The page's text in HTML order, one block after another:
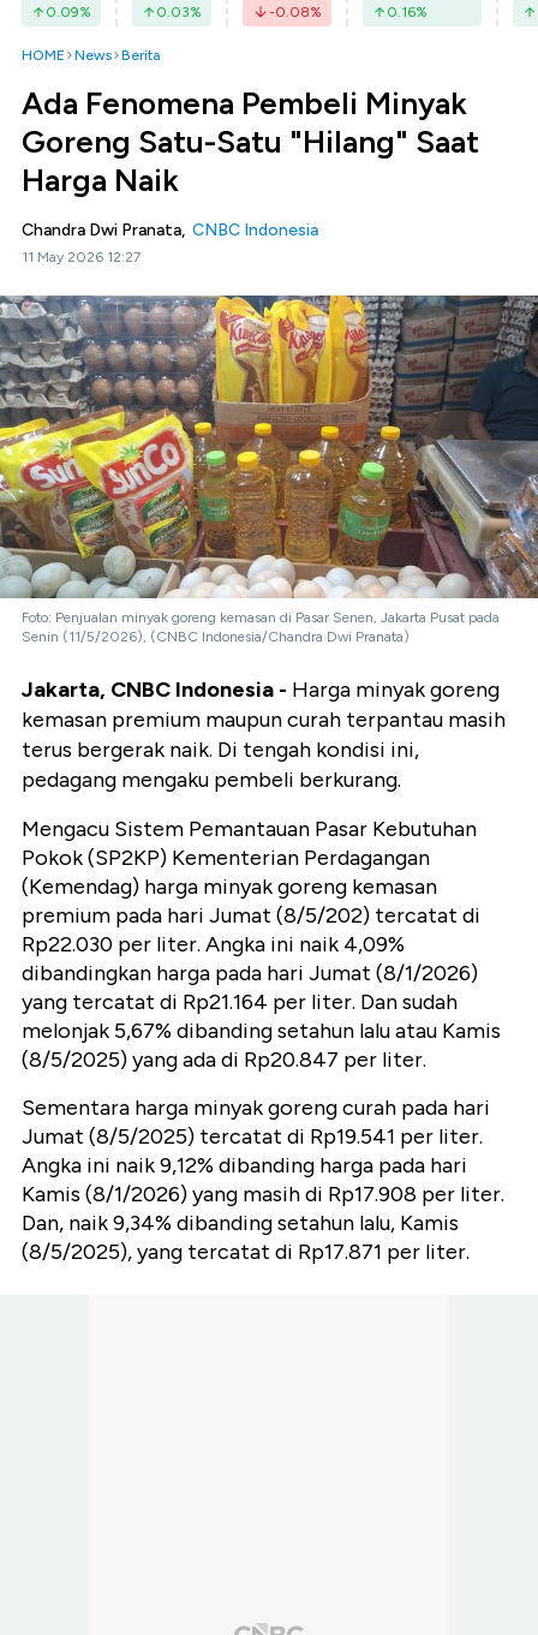
0.09% 0.03% -0.08% 0.16%
HOME News Berita
Ada Fenomena Pembeli Minyak
Goreng Satu-Satu "Hilang" Saat
Harga Naik
Chandra Dwi Pranata, CNBC Indonesia
11 May 2026 12:27
Foto: Penjualan minyak goreng kemasan di Pasar Senen, Jakarta Pusat pada
Senin (11/5/2026), (CNBC Indonesia/Chandra Dwi Pranata)
Jakarta, CNBC Indonesia - Harga minyak goreng
kemasan premium maupun curah terpantau masih
terus bergerak naik. Di tengah kondisi ini,
pedagang mengaku pembeli berkurang.
Mengacu Sistem Pemantauan Pasar Kebutuhan
Pokok (SP2KP) Kementerian Perdagangan
(Kemendag) harga minyak goreng kemasan
premium pada hari Jumat (8/5/202) tercatat di
Rp22.030 per liter. Angka ini naik 4,09%
dibandingkan harga pada hari Jumat (8/1/2026)
yang tercatat di Rp21.164 per liter. Dan sudah
melonjak 5,67% dibanding setahun lalu atau Kamis
(8/5/2025) yang ada di Rp20.847 per liter.
Sementara harga minyak goreng curah pada hari
Jumat (8/5/2025) tercatat di Rp19.541 per liter.
Angka ini naik 9,12% dibanding harga pada hari
Kamis (8/1/2026) yang masih di Rp17.908 per liter.
Dan, naik 9,34% dibanding setahun lalu, Kamis
(8/5/2025), yang tercatat di Rp17.871 per liter.